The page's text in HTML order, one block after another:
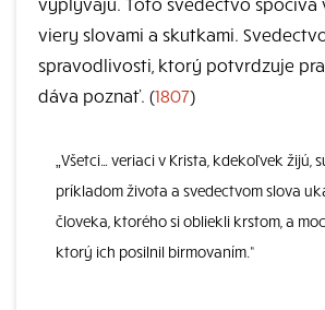
viery slovami a skutkami.
spravodlivosti, ktorý potvrdzuje
dáva poznať. (1807)
„Všetci… veriaci v Krista, kdekoľvek žijú,
príkladom života a svedectvom slova
človeka, ktorého si obliekli krstom, a
ktorý ich posilnil birmovaním.“